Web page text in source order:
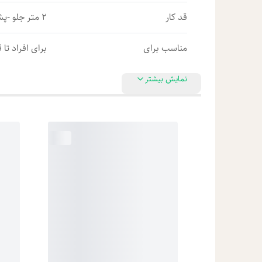
قد کار 2 متر جلو -پشت 2/10
مناسب برای برای افراد تا قد 1/
نمایش بیشتر